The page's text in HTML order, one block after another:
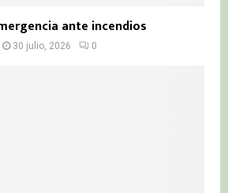
ante incendios
30 julio, 2026 0